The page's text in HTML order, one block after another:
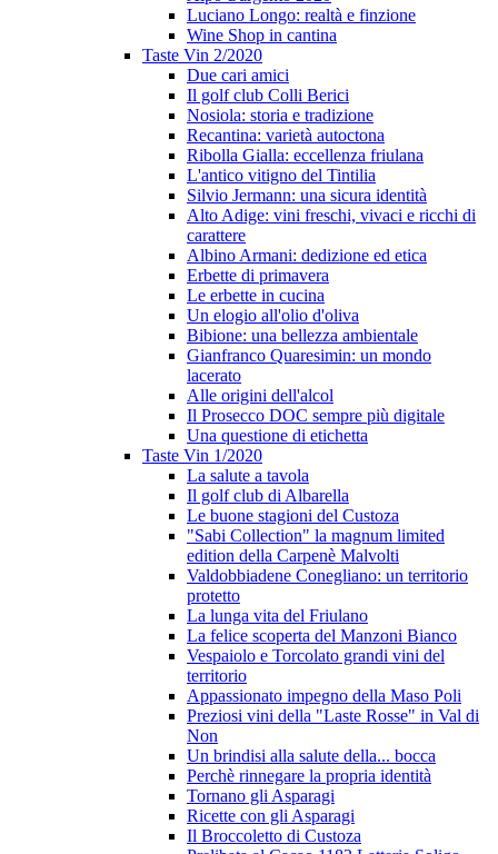
Luciano Longo: realtà e finzione
Wine Shop in cantina
Taste Vin 2/2020
Due cari amici
Il golf club Colli Berici
Nosiola: storia e tradizione
Recantina: varietà autoctona
Ribolla Gialla: eccellenza friulana
L'antico vitigno del Tintilia
Silvio Jermann: una sicura identità
Alto Adige: vini freschi, vivaci e ricchi di
carattere
Albino Armani: dedizione ed etica
Erbette di primavera
Le erbette in cucina
Un elogio all'olio d'oliva
Bibione: una bellezza ambientale
Gianfranco Quaresimin: un mondo
lacerato
Alle origini dell'alcol
Il Prosecco DOC sempre più digitale
Una questione di etichetta
Taste Vin 1/2020
La salute a tavola
Il golf club di Albarella
Le buone stagioni del Custoza
"Sabi Collection" la magnum limited
edition della Carpenè Malvolti
Valdobbiadene Conegliano: un territorio
protetto
La lunga vita del Friulano
La felice scoperta del Manzoni Bianco
Vespaiolo e Torcolato grandi vini del
territorio
Appassionato impegno della Maso Poli
Preziosi vini della "Laste Rosse" in Val di
Non
Un brindisi alla salute della... bocca
Perchè rinnegare la propria identità
Tornano gli Asparagi
Ricette con gli Asparagi
Il Broccoletto di Custoza